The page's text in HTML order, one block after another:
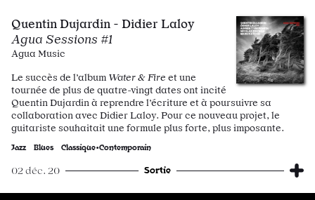
Quentin Dujardin - Didier Laloy
Agua Sessions #1
Agua Music
Le succès de l’album Water & Fire et une
tournée de plus de quatre-vingt dates ont incité
Quentin Dujardin à reprendre l’écriture et à poursuivre sa
collaboration avec Didier Laloy. Pour ce nouveau projet, le
guitariste souhaitait une formule plus forte, plus imposante.
Jazz Blues Classique•Contemporain
02 déc. 20 Sortie